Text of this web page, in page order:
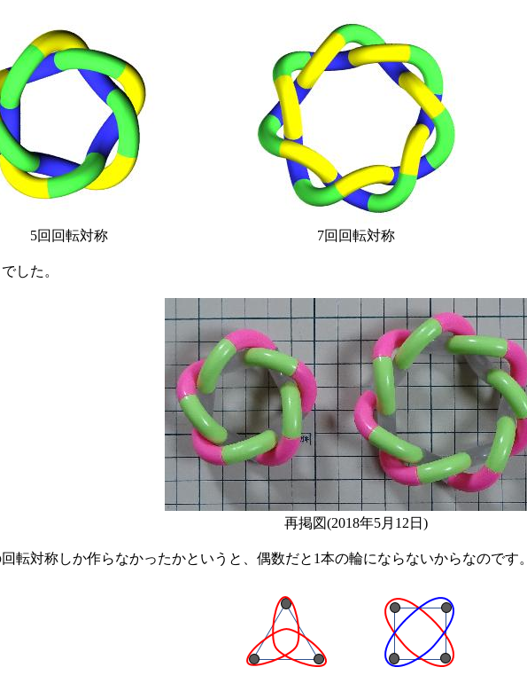
5回回転対称 7回回転対称
した。
再掲図(2018年5月12日)
転対称しか作らなかったかというと、偶数だと1本の輪にならないからなのです。